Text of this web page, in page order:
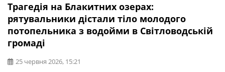
Трагедія на Блакитних озерах:
рятувальники дістали тіло молодого
потопельника з водойми в Світловодській
громаді
25 червня 2026, 15:21